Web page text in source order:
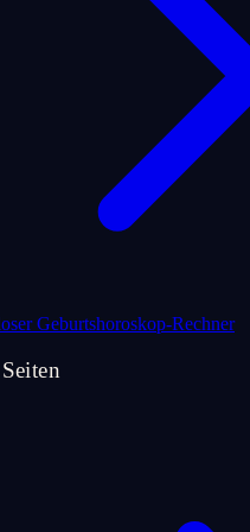
Geburtshoroskop-Rechner